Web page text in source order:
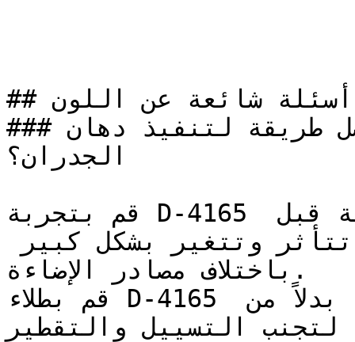
## أسئلة شائعة عن اللون
### ما هي أفضل طريقة لتنفيذ دهان D-4165 على
الجدران؟
قم بتجربة D-4165 على مساحة صغيرة أو لوحة عينة قبل
باختلاف مصادر الإضاءة.
قم بطلاء D-4165 على شكل طبقات رقيقة ومتساوية بدلاً من
التسييل والتقطير.